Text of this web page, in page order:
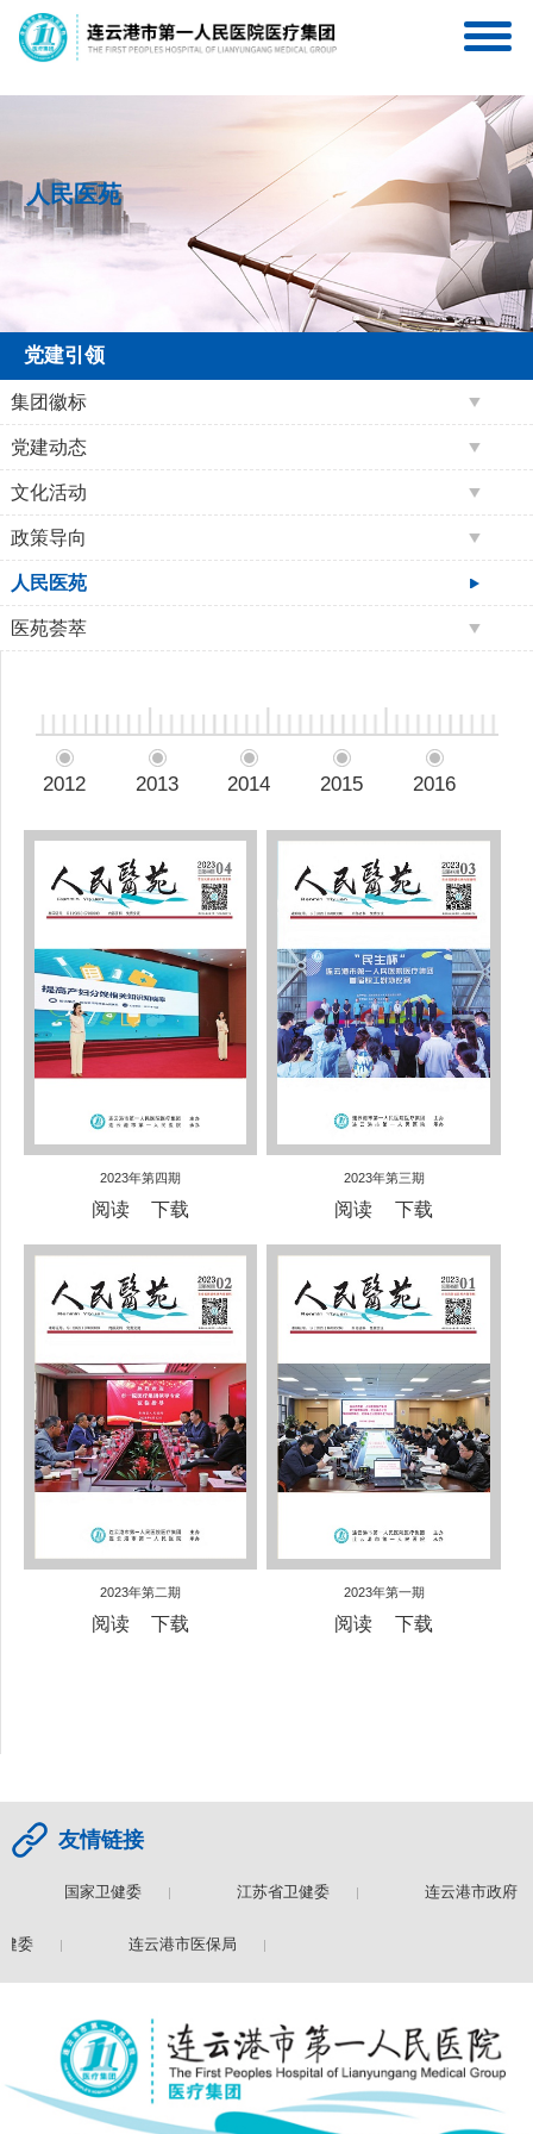
连一医医疗集团服务号
人民医苑
党建引领
集团徽标
党建动态
文化活动
政策导向
人民医苑
医苑荟萃
2012 2013 2014 2015 2016
2023年第四期
阅读 下载
2023年第三期
阅读 下载
2023年第二期
阅读 下载
2023年第一期
阅读 下载
友情链接
国家卫健委 江苏省卫健委 连云港市政府
委 连云港市医保局